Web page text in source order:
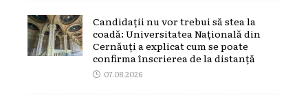
Candidații nu vor trebui să stea la
coadă: Universitatea Națională din
Cernăuți a explicat cum se poate
confirma înscrierea de la distanță
07.08.2026